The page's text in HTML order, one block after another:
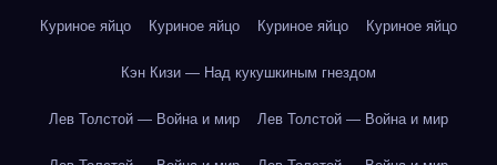
Куриное яйцо Куриное яйцо Куриное яйцо Куриное яйцо
Кэн Кизи — Над кукушкиным гнездом
Лев Толстой — Война и мир Лев Толстой — Война и мир